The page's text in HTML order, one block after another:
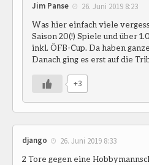
Jim Panse 26. Juni 2019 8:23
Was hier einfach viele
Saison 20(!) Spiele und über
inkl. ÖFB-Cup. Da haben
Danach ging es erst auf die
+3
django 26. Juni 2019 8:33
2 Tore gegen eine